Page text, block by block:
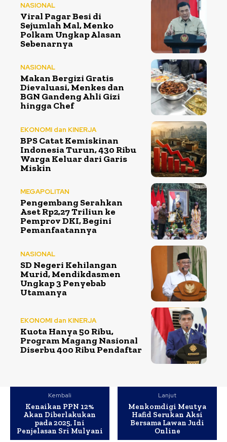
NASIONAL
Viral Pagar Besi di
Sejumlah Mal, Menko
Polkam Ungkap Alasan
Sebenarnya
NASIONAL
Makan Bergizi Gratis
Dievaluasi, Menkes dan
BGN Gandeng Ahli Gizi
hingga Chef
EKONOMI dan KINERJA
BPS Catat Kemiskinan
Indonesia Turun, 430 Ribu
Warga Keluar dari Garis
Miskin
MEGAPOLITAN
Pengembang Serahkan
Aset Rp2,27 Triliun ke
Pemprov DKI, Begini
Pemanfaatannya
NASIONAL
SD Negeri Kehilangan
Murid, Mendikdasmen
Ungkap 3 Penyebab
Utamanya
EKONOMI dan KINERJA
Kuota Hanya 50 Ribu,
Program Magang Nasional
Diserbu 400 Ribu Pendaftar
Kembali
Kenaikan PPN 12%
Akan Diberlakukan
pada 2025, Ini
Penjelasan Sri Mulyani
Lanjut
Menkomdigi Meutya
Hafid Serukan Aksi
Bersama Lawan Judi
Online